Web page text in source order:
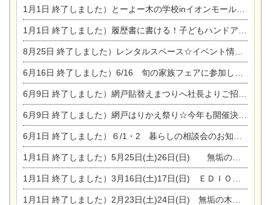
1月1日 終了しました）とーよー木の学校inイオンモール木曽川
1月1日 終了しました）履歴書に書ける！子どもハンドアロマ講座☆
8月25日 終了しました）レンタルスペース☆イベント情報☆チャイルドアロマセラピスト
6月16日 終了しました）6/16 旬の家族フェアに参加します☆
6月9日 終了しました）網戸貼替えまつりへ社長よりご招待です♪
6月9日 終了しました）網戸はりかえ祭り☆今年も開催決定！
6月1日 終了しました）６/1・2 暮らしの相談会のお知らせ
1月1日 終了しました）5月25日(土)26日(日) 無垢の木の家体感見学会開催☆
1月1日 終了しました）3月16日(土)17日(日) ＥＤＩＯＮ東陽住建でんき館 総決算まつり
1月1日 終了しました）2月23日(土)24日(日) 無垢の木の家 完成見学会